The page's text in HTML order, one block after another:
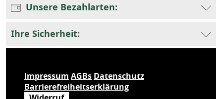
Unsere Bezahlarten:
Ihre Sicherheit:
Impressum AGBs Datenschutz
Barrierefreiheitserklärung